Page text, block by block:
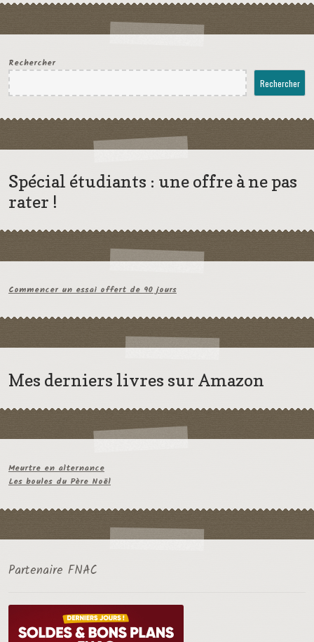
Rechercher
Rechercher
Spécial étudiants : une offre à ne pas
rater !
Commencer un essai offert de 90 jours
Mes derniers livres sur Amazon
Meurtre en alternance
Les boules du Père Noël
Partenaire FNAC